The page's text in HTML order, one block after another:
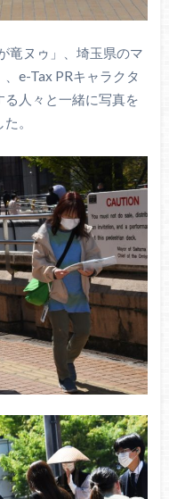
竜ヌゥ」、埼玉県のマ
e-Tax PRキャラクタ
人々と一緒に写真を
。